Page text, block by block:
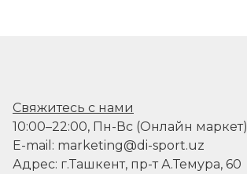
Свяжитесь с нами
10:00–22:00, Пн-Вс (Онлайн маркет)
E-mail: marketing@di-sport.uz
Адрес: г.Ташкент, пр-т А.Темура, 60